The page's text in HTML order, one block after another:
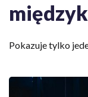
Pokazuje tylko